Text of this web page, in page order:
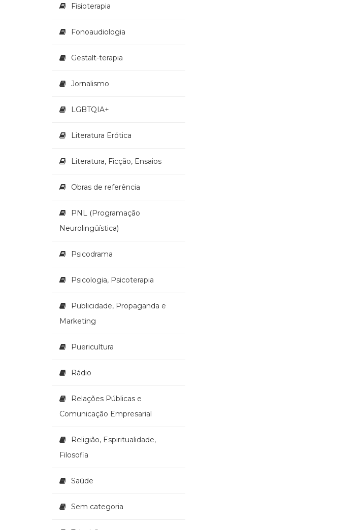
Fisioterapia
Fonoaudiologia
Gestalt-terapia
Jornalismo
LGBTQIA+
Literatura Erótica
Literatura, Ficção, Ensaios
Obras de referência
PNL (Programação
Neurolingüística)
Psicodrama
Psicologia, Psicoterapia
Publicidade, Propaganda e
Marketing
Puericultura
Rádio
Relações Públicas e
Comunicação Empresarial
Religião, Espiritualidade,
Filosofia
Saúde
Sem categoria